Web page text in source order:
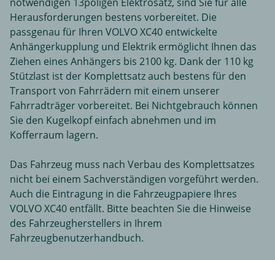
Herausforderungen bestens vorbereitet. Die
passgenau für Ihren VOLVO XC40 entwickelte
Anhängerkupplung und Elektrik ermöglicht Ihnen das
Ziehen eines Anhängers bis 2100 kg. Dank der 110 kg
Stützlast ist der Komplettsatz auch bestens für den
Transport von Fahrrädern mit einem unserer
Fahrradträger vorbereitet. Bei Nichtgebrauch können
Sie den Kugelkopf einfach abnehmen und im
Kofferraum lagern.
Das Fahrzeug muss nach Verbau des Komplettsatzes
nicht bei einem Sachverständigen vorgeführt werden.
Auch die Eintragung in die Fahrzeugpapiere Ihres
VOLVO XC40 entfällt. Bitte beachten Sie die Hinweise
des Fahrzeugherstellers in Ihrem
Fahrzeugbenutzerhandbuch.